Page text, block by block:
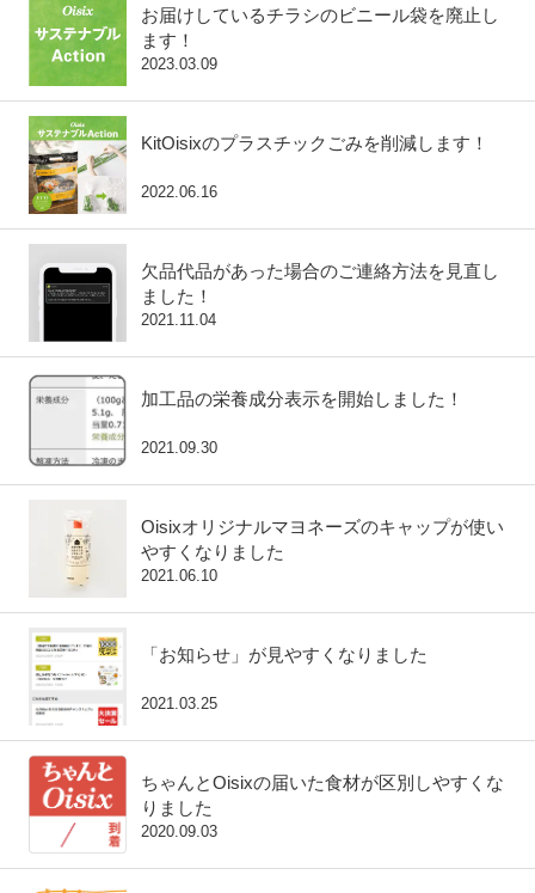
お届けしているチラシのビニール袋を廃止し
ます！
2023.03.09
KitOisixのプラスチックごみを削減します！
2022.06.16
欠品代品があった場合のご連絡方法を見直し
ました！
2021.11.04
加工品の栄養成分表示を開始しました！
2021.09.30
Oisixオリジナルマヨネーズのキャップが使い
すくなりました
2021.06.10
「お知らせ」が見やすくなりました
2021.03.25
ちゃんとOisixの届いた食材が区別しやすくな
りました
2020.09.03